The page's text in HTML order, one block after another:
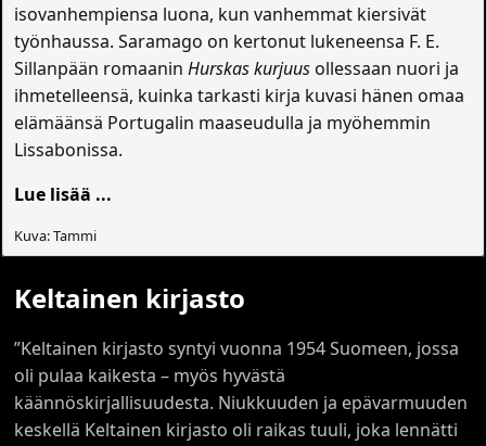
isovanhempiensa luona, kun vanhemmat kiersivät
työnhaussa. Saramago on kertonut lukeneensa F. E.
Sillanpään romaaninHurskas kurjuusollessaan nuori ja
ihmetelleensä, kuinka tarkasti kirja kuvasi hänen omaa
elämäänsä Portugalin maaseudulla ja myöhemmin
Lissabonissa.
Lue lisää ...
Kuva: Tammi
Keltainen kirjasto
”Keltainen kirjasto syntyi vuonna 1954 Suomeen, jossa
oli pulaa kaikesta – myös hyvästä
käännöskirjallisuudesta. Niukkuuden ja epävarmuuden
keskellä Keltainen kirjasto oli raikas tuuli, joka lennätti